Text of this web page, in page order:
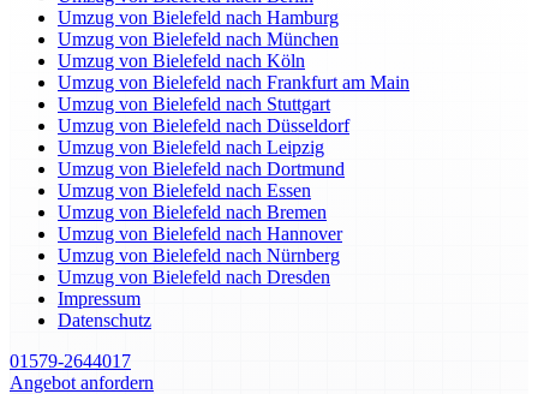
Umzug von Bielefeld nach Hamburg
Umzug von Bielefeld nach München
Umzug von Bielefeld nach Köln
Umzug von Bielefeld nach Frankfurt am Main
Umzug von Bielefeld nach Stuttgart
Umzug von Bielefeld nach Düsseldorf
Umzug von Bielefeld nach Leipzig
Umzug von Bielefeld nach Dortmund
Umzug von Bielefeld nach Essen
Umzug von Bielefeld nach Bremen
Umzug von Bielefeld nach Hannover
Umzug von Bielefeld nach Nürnberg
Umzug von Bielefeld nach Dresden
Impressum
Datenschutz
01579-2644017
Angebot anfordern